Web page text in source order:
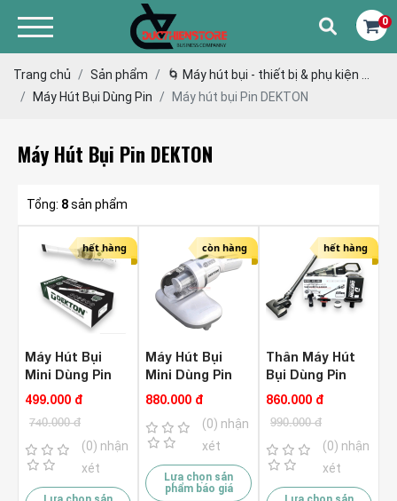
0
Trang chủ Sản phẩm
🌀 Máy hút bụi - thiết bị & phụ kiện ...
Máy Hút Bụi Dùng Pin
Máy hút bụi Pin DEKTON
Máy Hút Bụi Pin DEKTON
Tổng: 8sản phẩm
hết hàng
Máy Hút Bụi
Mini Dùng Pin
Dekton DV1
499.000 đ
740.000 đ
(0) nhận
xét
còn hàng
Máy Hút Bụi
Mini Dùng Pin
Dekton DV3 (
3 Trong 1
880.000 đ
(0) nhận
xét
Lựa chọn sản
phẩm báo giá
hết hàng
Thân Máy Hút
Bụi Dùng Pin
Dekton M21-
& Sạc )
860.000 đ
990.000 đ
(0) nhận
xét